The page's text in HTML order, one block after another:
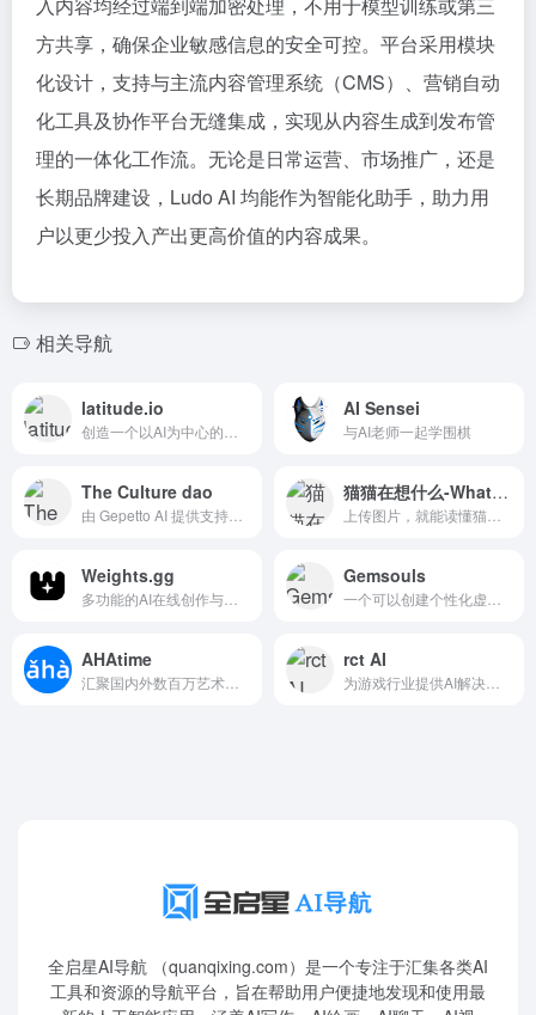
方共享，确保企业敏感信息的安全可控。平台采用模块
化设计，支持与主流内容管理系统（CMS）、营销自动
化工具及协作平台无缝集成，实现从内容生成到发布管
理的一体化工作流。无论是日常运营、市场推广，还是
长期品牌建设，Ludo AI 均能作为智能化助手，助力用
户以更少投入产出更高价值的内容成果。
相关导航
latitude.io AI Sensei
与AI老师一起学围棋
The Culture dao 猫猫在想什么-What is the cat thinking
Weights.gg Gemsouls
AHAtime rct AI
全启星AI导航 （quanqixing.com）是一个专注于汇集各类AI
工具和资源的导航平台，旨在帮助用户便捷地发现和使用最